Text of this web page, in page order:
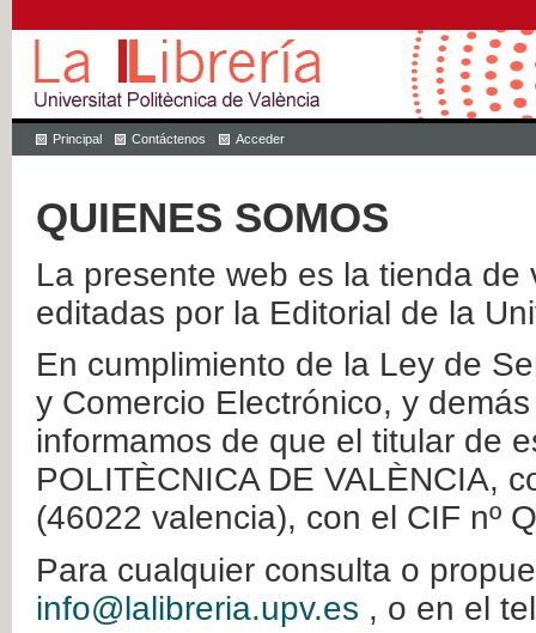
Principal Contáctenos Acceder
QUIENES SOMOS
La presente web es la tienda
editadas por la Editorial de la
En cumplimiento de la Ley de
y Comercio Electrónico, y
informamos de que el titular de
POLITÈCNICA DE VALÈNCIA,
(46022 valencia), con el CIF nº
Para cualquier consulta o
info@lalibreria.upv.es , o en el